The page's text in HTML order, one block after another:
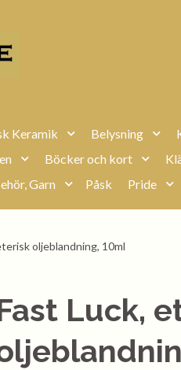
Keramik Belysning
Böcker och kort
Garn Påsk Pride
oljeblandning, 10ml
Luck,